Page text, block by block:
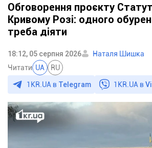
Обговорення проєкту
Кривому Розі: одного
треба діяти
18:12, 05 серпня 2026
Наталя Шишка
Читати UA RU
1KR.UA в Telegram 1KR.UA в